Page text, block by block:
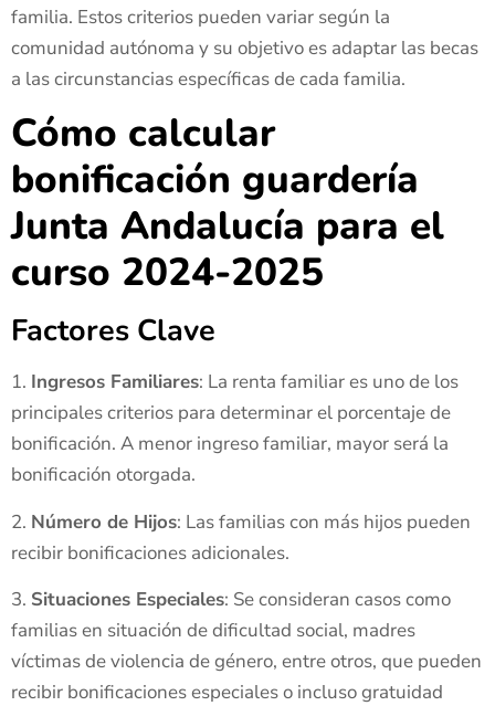
familia. Estos criterios pueden variar según la
comunidad autónoma y su objetivo es adaptar las becas
a las circunstancias específicas de cada familia.
Cómo calcular
bonificación guardería
Junta Andalucía para el
curso 2024-2025
Factores Clave
1. Ingresos Familiares: La renta familiar es uno de los
principales criterios para determinar el porcentaje de
bonificación. A menor ingreso familiar, mayor será la
bonificación otorgada.
2. Número de Hijos: Las familias con más hijos pueden
recibir bonificaciones adicionales.
3. Situaciones Especiales: Se consideran casos como
familias en situación de dificultad social, madres
víctimas de violencia de género, entre otros, que pueden
recibir bonificaciones especiales o incluso gratuidad